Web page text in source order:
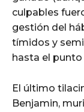
culpables
gestión del
tímidos y
hasta el
El último
Benjamin,